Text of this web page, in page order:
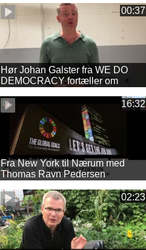
borgersamlingen
00:37
Hør Johan Galster fra WE DO
DEMOCRACY fortæller om
16:32
Fra New York til Nærum med
Thomas Ravn Pedersen
02:23